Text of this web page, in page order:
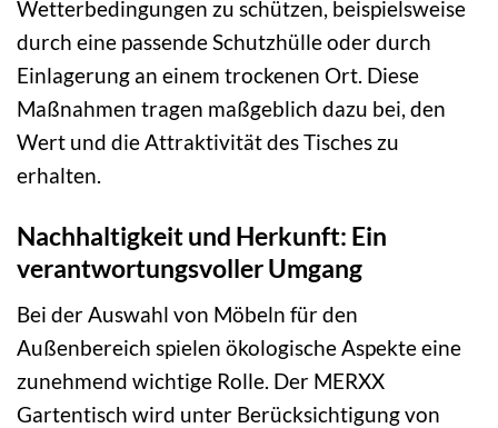
Wetterbedingungen zu schützen, beispielsweise
durch eine passende Schutzhülle oder durch
Einlagerung an einem trockenen Ort. Diese
Maßnahmen tragen maßgeblich dazu bei, den
Wert und die Attraktivität des Tisches zu
erhalten.
Nachhaltigkeit und Herkunft: Ein
verantwortungsvoller Umgang
Bei der Auswahl von Möbeln für den
Außenbereich spielen ökologische Aspekte eine
zunehmend wichtige Rolle. Der MERXX
Gartentisch wird unter Berücksichtigung von